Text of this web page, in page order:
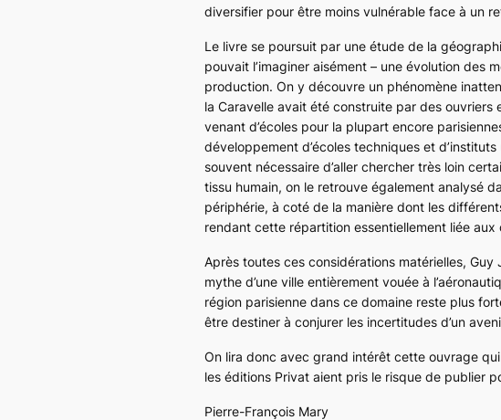
diversifier pour être moins vulnérable face à un
Le livre se poursuit par une étude de la
pouvait l’imaginer aisément – une évolution
production. On y découvre un phénomène
la Caravelle avait été construite par des ouvriers
venant d’écoles pour la plupart encore
développement d’écoles techniques et
souvent nécessaire d’aller chercher très loin
tissu humain, on le retrouve également analysé
périphérie, à coté de la manière dont les
rendant cette répartition essentiellement liée
Après toutes ces considérations matérielles,
mythe d’une ville entièrement vouée à
région parisienne dans ce domaine reste plus
être destiner à conjurer les incertitudes d’un
On lira donc avec grand intérêt cette ouvrage
les éditions Privat aient pris le risque de publier
Pierre-François Mary